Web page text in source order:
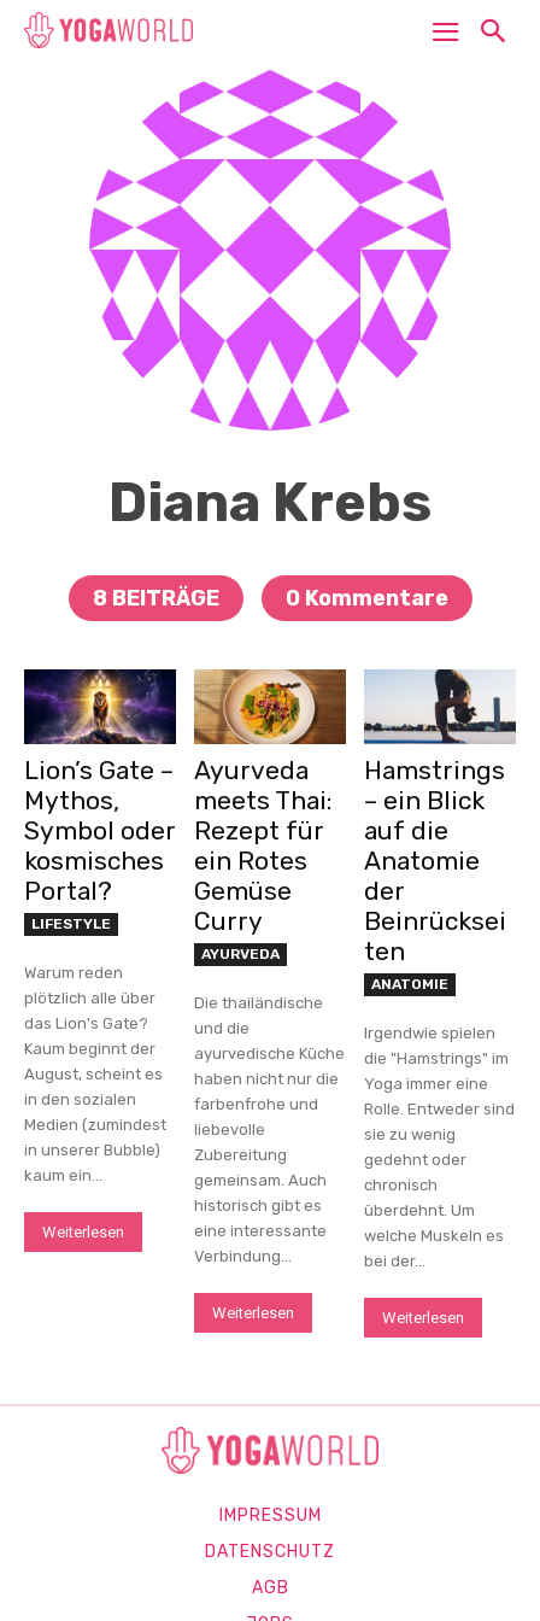
Diana Krebs
8 BEITRÄGE 0 Kommentare
Lion’s Gate –
Mythos,
Symbol oder
kosmisches
Portal?
LIFESTYLE
Warum reden
plötzlich alle über
das Lion's Gate?
Kaum beginnt der
August, scheint es
in den sozialen
Medien (zumindest
in unserer Bubble)
kaum ein...
Weiterlesen
Ayurveda
meets Thai:
Rezept für
ein Rotes
Gemüse
Curry
AYURVEDA
Die thailändische
und die
ayurvedische Küche
haben nicht nur die
farbenfrohe und
liebevolle
Zubereitung
gemeinsam. Auch
historisch gibt es
eine interessante
Verbindung...
Weiterlesen
Hamstrings
– ein Blick
auf die
Anatomie
der
Beinrücksei
ten
ANATOMIE
Irgendwie spielen
die "Hamstrings" im
Yoga immer eine
Rolle. Entweder sind
sie zu wenig
gedehnt oder
chronisch
überdehnt. Um
welche Muskeln es
bei der...
Weiterlesen
IMPRESSUM
DATENSCHUTZ
AGB